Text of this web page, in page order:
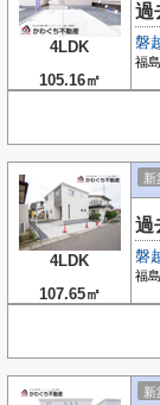
4LDK
105.16㎡
過
磐
福
4LDK
107.65㎡
新
過
磐
福
新